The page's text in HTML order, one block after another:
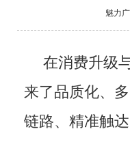
魅力
在消费升级
来了品质化、
链路、精准触